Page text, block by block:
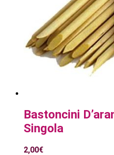
Bastoncini
Singola
2,00€